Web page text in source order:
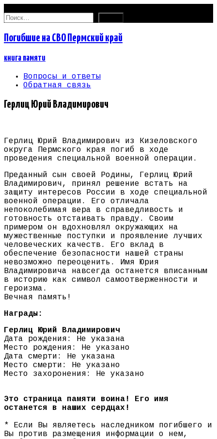
Найти:
Погибшие на СВО Пермский край
книга памяти
Вопросы и ответы
Обратная связь
Герлиц Юрий Владимирович
Герлиц Юрий Владимирович из Кизеловского
округа Пермского края погиб в ходе
проведения специальной военной операции.
Преданный сын своей Родины, Герлиц Юрий
Владимирович, принял решение встать на
защиту интересов России в ходе специальной
военной операции. Его отличала
непоколебимая вера в справедливость и
готовность отстаивать правду. Своим
примером он вдохновлял окружающих на
мужественные поступки и проявление лучших
человеческих качеств. Его вклад в
обеспечение безопасности нашей страны
невозможно переоценить. Имя Юрия
Владимировича навсегда останется вписанным
в историю как символ самоотверженности и
героизма.
Вечная память!
Награды:
Герлиц Юрий Владимирович
Дата рождения: Не указана
Место рождения: Не указано
Дата смерти: Не указана
Место смерти: Не указано
Место захоронения: Не указано
Это страница памяти воина! Его имя
останется в наших сердцах!
* Если Вы являетесь наследником погибшего и
Вы против размещения информации о нем,